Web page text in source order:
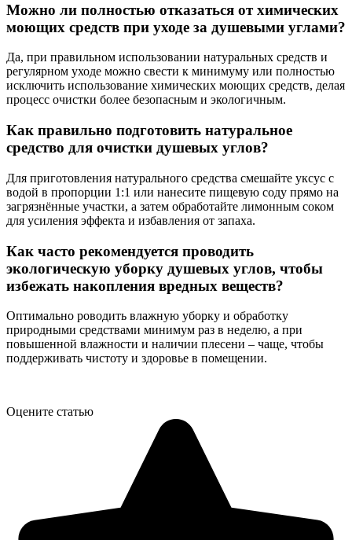
Можно ли полностью отказаться от химических
моющих средств при уходе за душевыми углами?
Да, при правильном использовании натуральных средств и
регулярном уходе можно свести к минимуму или полностью
исключить использование химических моющих средств, делая
процесс очистки более безопасным и экологичным.
Как правильно подготовить натуральное
средство для очистки душевых углов?
Для приготовления натурального средства смешайте уксус с
водой в пропорции 1:1 или нанесите пищевую соду прямо на
загрязнённые участки, а затем обработайте лимонным соком
для усиления эффекта и избавления от запаха.
Как часто рекомендуется проводить
экологическую уборку душевых углов, чтобы
избежать накопления вредных веществ?
Оптимально роводить влажную уборку и обработку
природными средствами минимум раз в неделю, а при
повышенной влажности и наличии плесени – чаще, чтобы
поддерживать чистоту и здоровье в помещении.
Оцените статью